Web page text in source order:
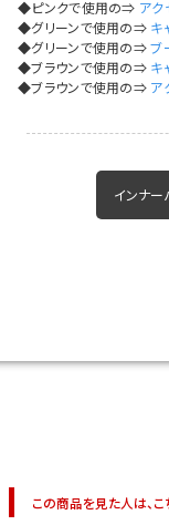
◆ピンクで使用の⇒ アク
◆グリーンで使用の⇒ キ
◆グリーンで使用の⇒ブ
◆ブラウンで使用の⇒ キ
◆ブラウンで使用の⇒ ア
インナ
この商品を見た人は、こ